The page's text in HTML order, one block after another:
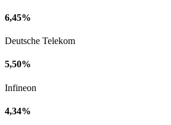
6,45%
Deutsche Telekom
5,50%
Infineon
4,34%